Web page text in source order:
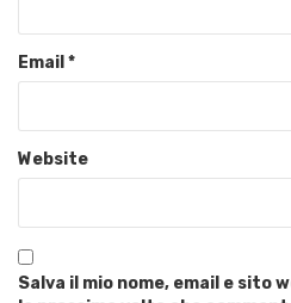
Email *
Website
Salva il mio nome, email e sito